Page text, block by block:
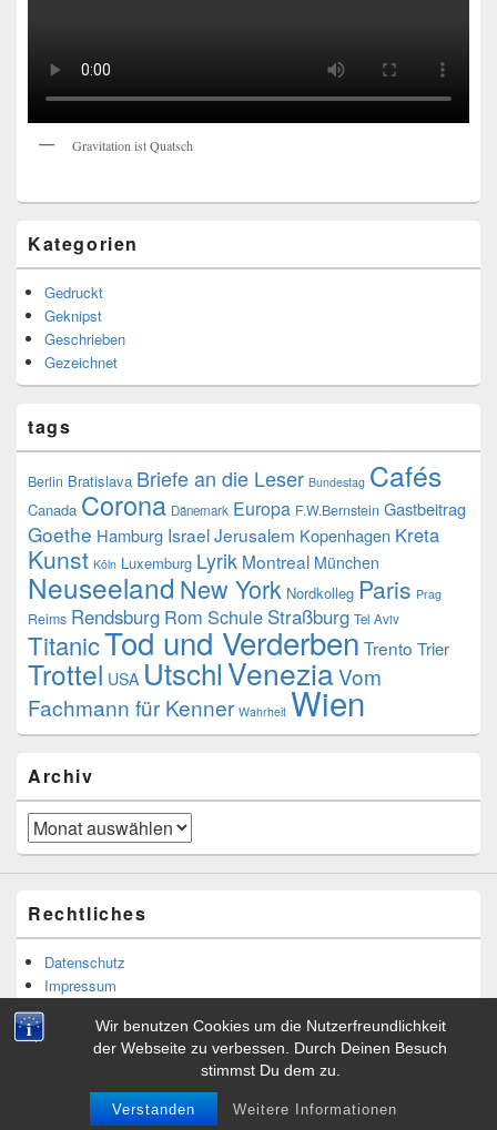
Wir benutzen Cookies um die Nutzerfreundlichkeit
der Webseite zu verbessen. Durch Deinen Besuch
stimmst Du dem zu.
Verstanden Weitere Informationen
Gravitation ist Quatsch
Kategorien
Gedruckt
Geknipst
Geschrieben
Gezeichnet
tags
Berlin Bratislava Briefe an die Leser Bundestag Cafés
Canada Corona Dänemark Europa F.W.Bernstein Gastbeitrag
Goethe Hamburg IsraelJerusalem Kopenhagen Kreta
Kunst Köln Luxemburg Lyrik Montreal München
Neuseeland New York Nordkolleg Paris Prag
Reims Rendsburg Rom Schule Straßburg Tel Aviv
TitanicTod und Verderben Trento Trier
Trottel USA UtschlVeneziaVom
Fachmann für Kenner Wahrheit Wien
Archiv
Archiv
Rechtliches
Datenschutz
Impressum
Tibor Rácskai. Alle Rechte vorbehalten.
Theme: Catch Box byCatch Themes